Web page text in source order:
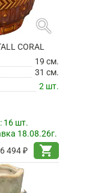
search
CORAL
19 см.
31 см.
2 шт.
16 шт.
18.08.26г.
6 494 ₽
shopping_cart